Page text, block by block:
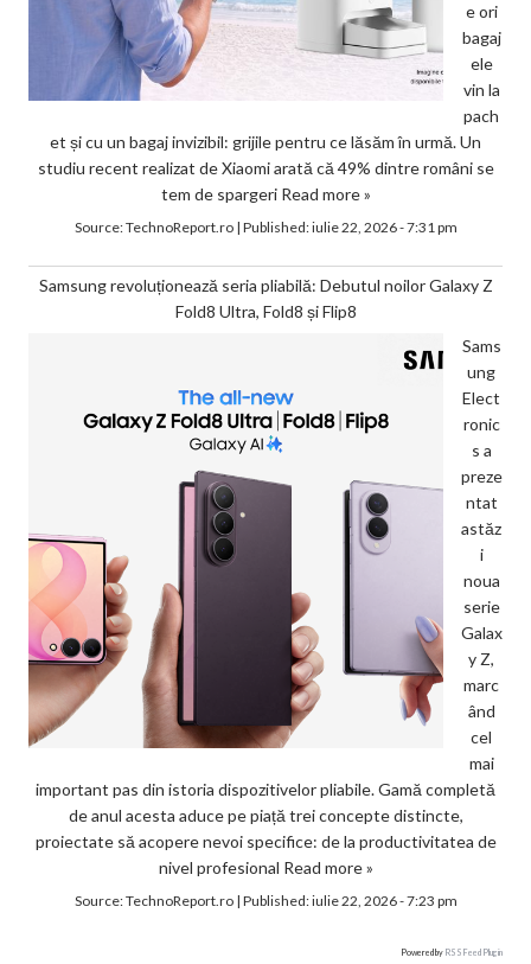
e ori
bagaj
ele
vin la
pach
et și cu un bagaj invizibil: grijile pentru ce lăsăm în urmă. Un
studiu recent realizat de Xiaomi arată că 49% dintre români se
tem de spargeri Read more »
Source:TechnoReport.ro| Published:iulie 22, 2026 - 7:31 pm
Samsung revoluționează seria pliabilă: Debutul noilor Galaxy Z
Fold8 Ultra, Fold8 și Flip8
Sams
ung
Elect
ronic
s a
preze
ntat
astăz
i
noua
serie
Galax
y Z,
marc
ând
cel
mai
important pas din istoria dispozitivelor pliabile. Gamă completă
de anul acesta aduce pe piață trei concepte distincte,
proiectate să acopere nevoi specifice: de la productivitatea de
nivel profesional Read more »
Source:TechnoReport.ro| Published:iulie 22, 2026 - 7:23 pm
Powered by RSS Feed Plugin